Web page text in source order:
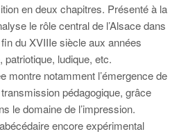
en deux chapitres. Présenté à la
le rôle central de l’Alsace dans
du XVIIIe siècle aux années
patriotique, ludique, etc.
montre notamment l’émergence de
pédagogique, grâce
le domaine de l’impression.
encore expérimental